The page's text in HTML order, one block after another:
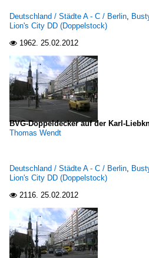
Deutschland / Städte A - C / Berlin,
Lion's City DD (Doppelstock)
 1962. 25.02.2012
BVG-Doppeldecker auf der Karl-
Thomas Wendt
Deutschland / Städte A - C / Berlin,
Lion's City DD (Doppelstock)
 2116. 25.02.2012